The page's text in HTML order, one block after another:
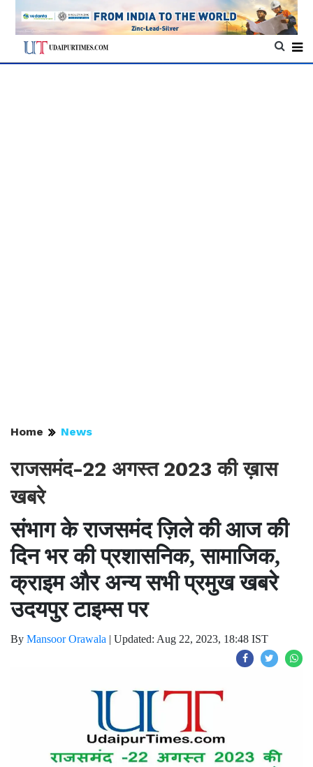
Home News
राजसमंद-22 अगस्त 2023 की ख़ास
खबरे
संभाग के राजसमंद ज़िले की आज की
दिन भर की प्रशासनिक, सामाजिक,
क्राइम और अन्य सभी प्रमुख खबरे
उदयपुर टाइम्स पर
By Mansoor Orawala | Updated: Aug 22, 2023, 18:48 IST